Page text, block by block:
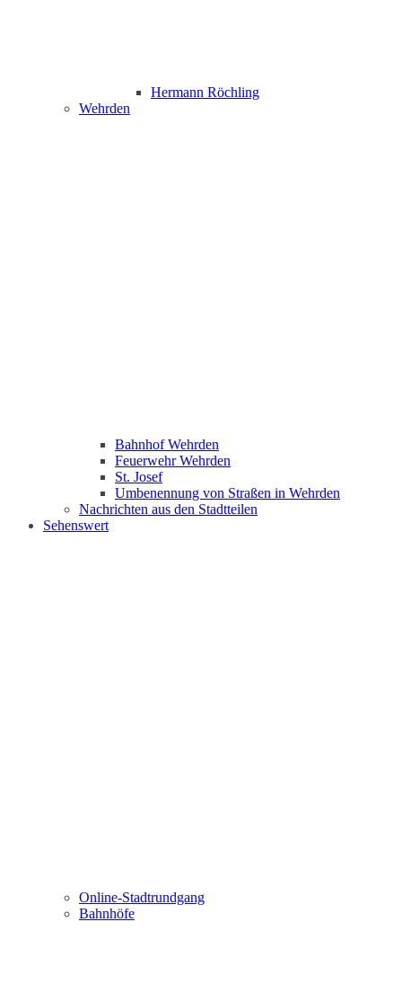
Hermann Röchling
Wehrden
Bahnhof Wehrden
Feuerwehr Wehrden
St. Josef
Umbenennung von Straßen in Wehrden
Nachrichten aus den Stadtteilen
Sehenswert
Online-Stadtrundgang
Bahnhöfe